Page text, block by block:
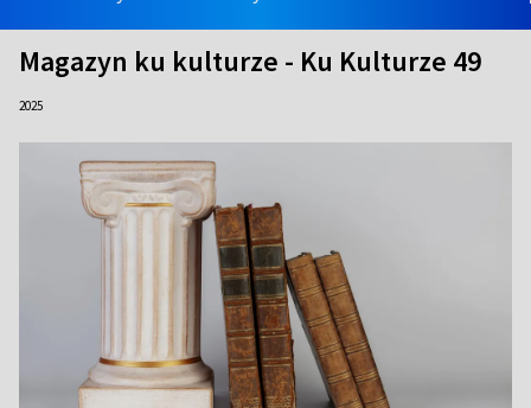
Magazyn ku kulturze - Ku Kulturze 49
2025